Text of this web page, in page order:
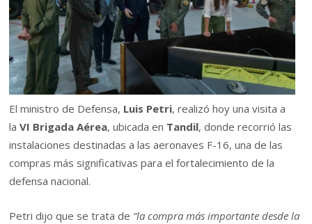
El ministro de Defensa, Luis Petri, realizó hoy una visita a
laVI Brigada Aérea, ubicada en Tandil, donde recorrió las
instalaciones destinadas a las aeronaves F-16, una de las
compras más significativas para el fortalecimiento de la
defensa nacional.
Petri dijo que se trata de “la compra más importante desde la